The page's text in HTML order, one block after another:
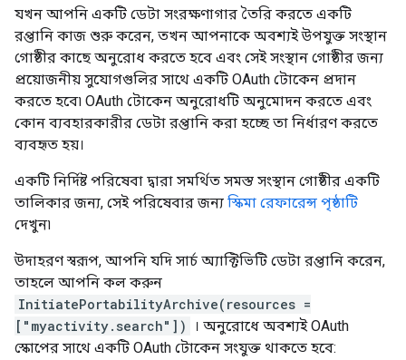
যখন আপনি একটি ডেটা সংরক্ষণাগার তৈরি করতে একটি
রপ্তানি কাজ শুরু করেন, তখন আপনাকে অবশ্যই উপযুক্ত সংস্থান
গোষ্ঠীর কাছে অনুরোধ করতে হবে এবং সেই সংস্থান গোষ্ঠীর জন্য
প্রয়োজনীয় সুযোগগুলির সাথে একটি OAuth টোকেন প্রদান
করতে হবে৷ OAuth টোকেন অনুরোধটি অনুমোদন করতে এবং
কোন ব্যবহারকারীর ডেটা রপ্তানি করা হচ্ছে তা নির্ধারণ করতে
ব্যবহৃত হয়।
একটি নির্দিষ্ট পরিষেবা দ্বারা সমর্থিত সমস্ত সংস্থান গোষ্ঠীর একটি
তালিকার জন্য, সেই পরিষেবার জন্য স্কিমা রেফারেন্স পৃষ্ঠাটি
দেখুন৷
উদাহরণ স্বরূপ, আপনি যদি সার্চ অ্যাক্টিভিটি ডেটা রপ্তানি করেন,
তাহলে আপনি কল করুন
InitiatePortabilityArchive(resources =
["myactivity.search"])
। অনুরোধে অবশ্যই OAuth
স্কোপের সাথে একটি OAuth টোকেন সংযুক্ত থাকতে হবে: